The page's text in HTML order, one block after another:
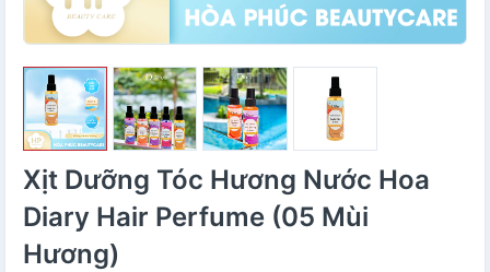
Xịt Dưỡng Tóc Hương Nước Hoa
Diary Hair Perfume (05 Mùi
Hương)